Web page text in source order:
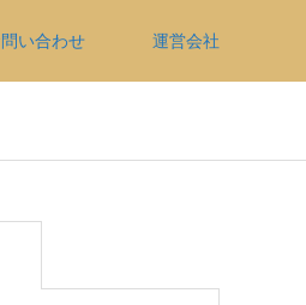
い合わせ 運営会社